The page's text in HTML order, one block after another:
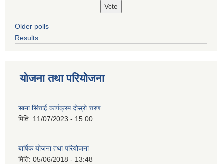
Older polls
Results
योजना तथा परियोजना
साना सिंचाई कार्यक्रम दोस्रो चरण
मिति: 11/07/2023 - 15:00
बार्षिक योजना तथा परियोजना
मिति: 05/06/2018 - 13:48